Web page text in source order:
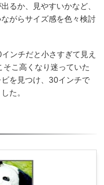
るか、見やすいかなど、
がらサイズ感を色々検討
ンチだと小さすぎて見え
こ高くなり迷っていた
を見つけ、30インチで
た。